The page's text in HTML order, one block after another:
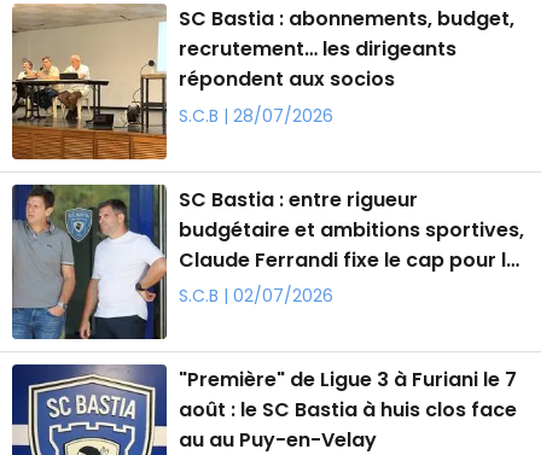
SC Bastia : abonnements, budget,
recrutement… les dirigeants
répondent aux socios
S.C.B | 28/07/2026
SC Bastia : entre rigueur
budgétaire et ambitions sportives,
Claude Ferrandi fixe le cap pour la
Ligue 3
S.C.B | 02/07/2026
"Première" de Ligue 3 à Furiani le 7
août : le SC Bastia à huis clos face
au au Puy-en-Velay